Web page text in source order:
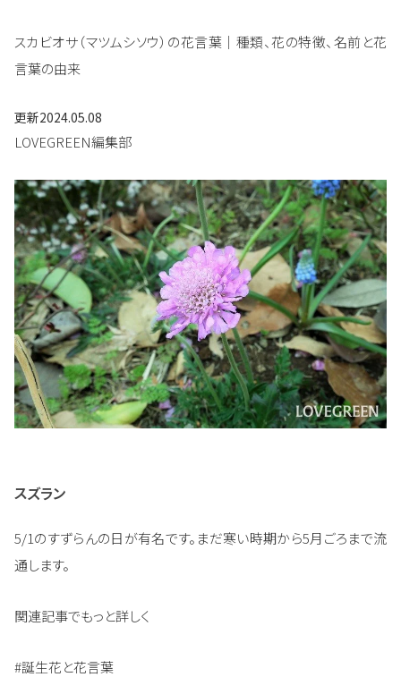
スカビオサ（マツムシソウ）の花言葉｜種類、花の特徴、名前と花
言葉の由来
更新2024.05.08
LOVEGREEN編集部
スズラン
5/1のすずらんの日が有名です。まだ寒い時期から5月ごろまで流
通します。
関連記事でもっと詳しく
#誕生花と花言葉